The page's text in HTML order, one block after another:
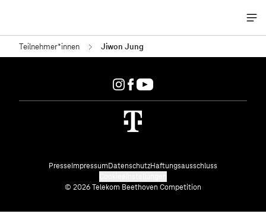
Teilnehmer*innen Jiwon Jung
© 2026 Telekom Beethoven Competition
PresseImpressumDatenschutzHaftungsausschluss